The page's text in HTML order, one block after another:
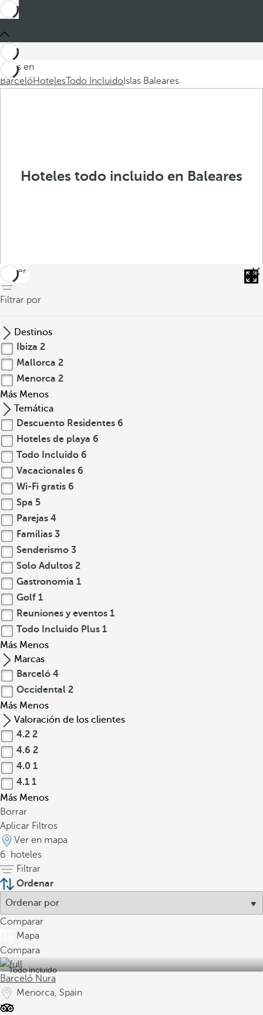
Estás en
BarcelóHotelesTodo Incluido Islas Baleares
Hoteles todo incluido en Baleares
volver
Filtrar por
Destinos
Ibiza 2
Mallorca 2
Menorca 2
Más Menos
Temática
Descuento Residentes 6
Hoteles de playa 6
Todo Incluido 6
Vacacionales 6
Wi-Fi gratis 6
Spa 5
Parejas 4
Familias 3
Senderismo 3
Solo Adultos 2
Gastronomia 1
Golf 1
Reuniones y eventos 1
Todo Incluido Plus 1
Más Menos
Marcas
Barceló 4
Occidental 2
Más Menos
Valoración de los clientes
4.2 2
4.6 2
4.0 1
4.1 1
Más Menos
Borrar
Aplicar Filtros
Ver en mapa
6
hoteles
Filtrar
Ordenar
Comparar
Mapa
Compara
Todo incluido
Barceló Nura
Menorca, Spain